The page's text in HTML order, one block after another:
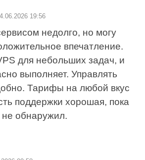
19:56
недолго, но могу
впечатление.
для небольших задач, и
выполняет. Управлять
Тарифы на любой вкус
поддержки хорошая, пока
не обнаружил.